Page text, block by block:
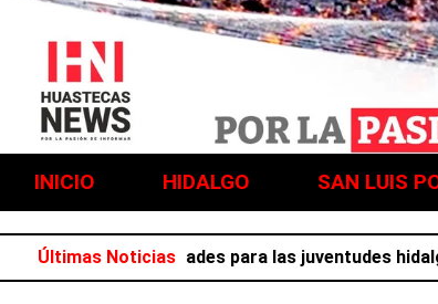
INICIO HIDALGO SAN LUIS
Últimas Noticias
llena de actividades para las juventudes